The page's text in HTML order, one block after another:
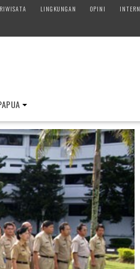
LINGKUNGAN OPINI